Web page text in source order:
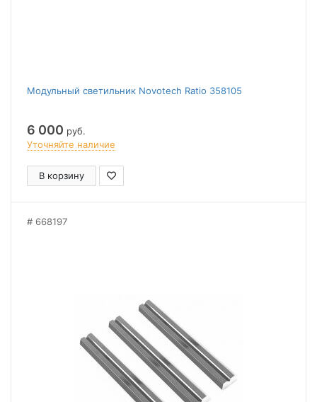
Модульный светильник Novotech Ratio 358105
6 000 руб.
Уточняйте наличие
В корзину
668197